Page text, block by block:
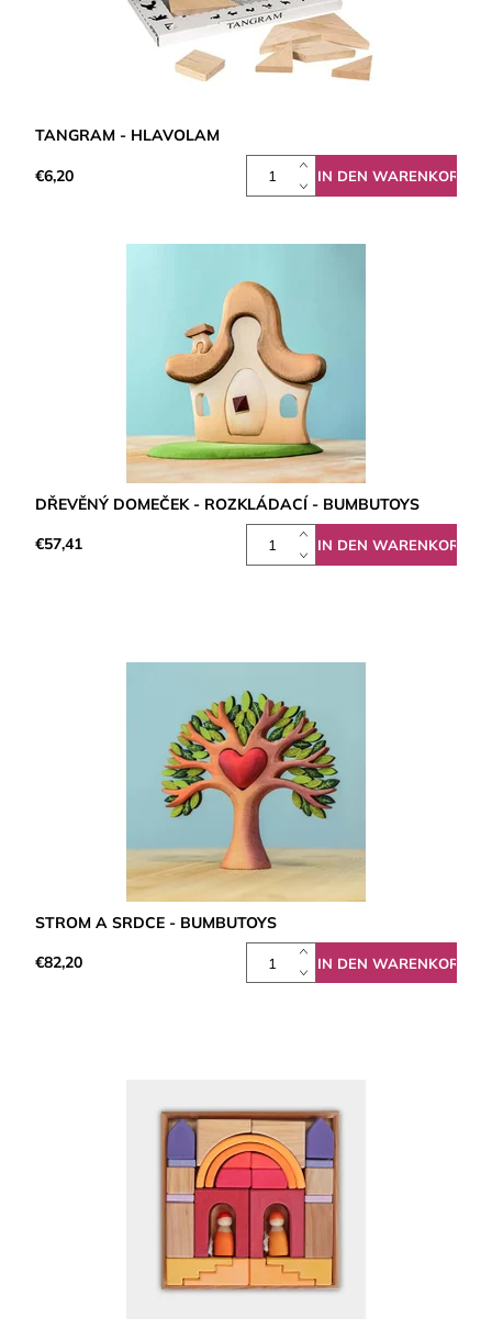
TANGRAM - HLAVOLAM
€6,20
DŘEVĚNÝ DOMEČEK - ROZKLÁDACÍ - BUMBUTOYS
€57,41
STROM A SRDCE - BUMBUTOYS
€82,20